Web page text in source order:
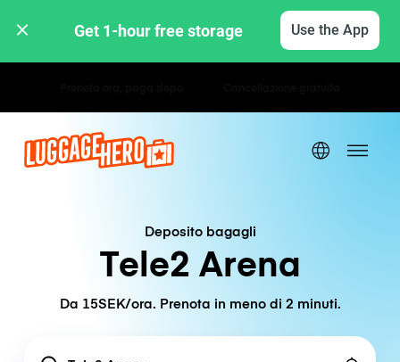
Get 1-hour free storage Use the App
Deposito bagagli
Tele2 Arena
Da 15SEK/ora. Prenota in meno di 2 minuti.